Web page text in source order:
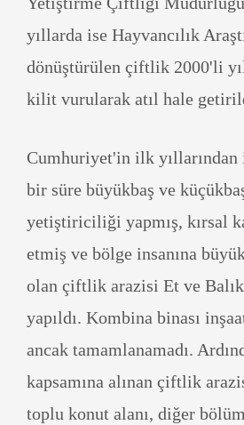
yıllarda ise Hayvancılık
dönüştürülen çiftlik 2000'li
kilit vurularak atıl hale
Cumhuriyet'in ilk yıllarından
bir süre büyükbaş ve
yetiştiriciliği yapmış, kırsal
etmiş ve bölge insanına
olan çiftlik arazisi Et ve
yapıldı. Kombina binası
ancak tamamlanamadı.
kapsamına alınan çiftlik
toplu konut alanı, diğer